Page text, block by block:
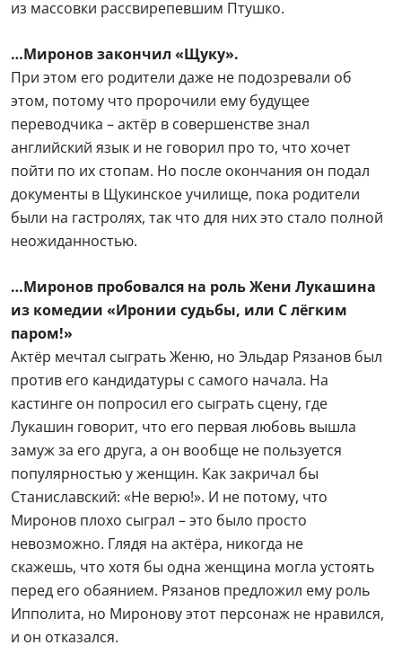
из комедии «Иронии судьбы, или С лёгким
паром!»
Актёр мечтал сыграть Женю, но Эльдар Рязанов был
против его кандидатуры с самого начала. На
кастинге он попросил его сыграть сцену, где
Лукашин говорит, что его первая любовь вышла
замуж за его друга, а он вообще не пользуется
популярностью у женщин. Как закричал бы
Станиславский: «Не верю!». И не потому, что
невозможно. Глядя на актёра, никогда не
скажешь, что хотя бы одна женщина могла устоять
перед его обаянием. Рязанов предложил ему роль
Ипполита, но Миронову этот персонаж не нравился,
и он отказался.
Андрей Мягков в
«Иронии судьбы»:
играть Лукашина
предлагали Олегу
Далю и Андрею
Миронову